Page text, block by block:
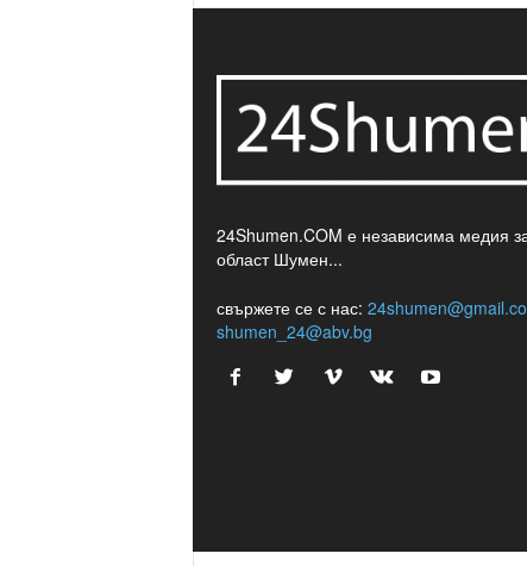
24Shumen.COM е независима медия
област Шумен...
свържете се с нас:
shumen_24@abv.bg